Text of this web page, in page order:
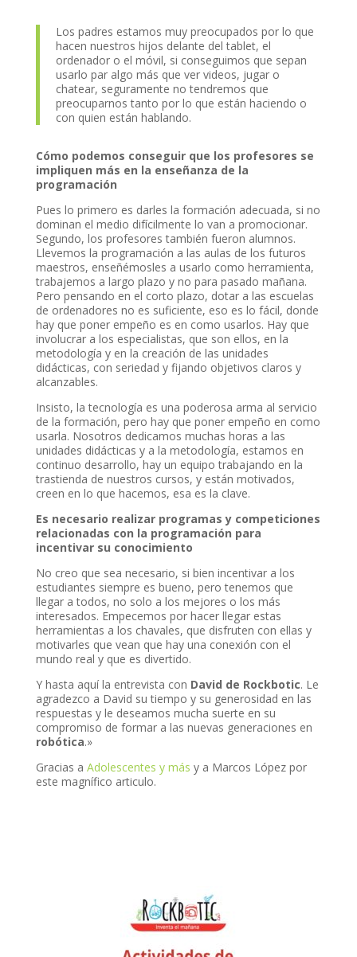
Los padres estamos muy preocupados por lo que
hacen nuestros hijos delante del tablet, el
ordenador o el móvil, si conseguimos que sepan
usarlo par algo más que ver videos, jugar o
chatear, seguramente no tendremos que
preocuparnos tanto por lo que están haciendo o
con quien están hablando.
Cómo podemos conseguir que los profesores se
impliquen más en la enseñanza de la
programación
Pues lo primero es darles la formación adecuada, si no
dominan el medio difícilmente lo van a promocionar.
Segundo, los profesores también fueron alumnos.
Llevemos la programación a las aulas de los futuros
maestros, enseñémosles a usarlo como herramienta,
trabajemos a largo plazo y no para pasado mañana.
Pero pensando en el corto plazo, dotar a las escuelas
de ordenadores no es suficiente, eso es lo fácil, donde
hay que poner empeño es en como usarlos. Hay que
involucrar a los especialistas, que son ellos, en la
metodología y en la creación de las unidades
didácticas, con seriedad y fijando objetivos claros y
alcanzables.
Insisto, la tecnología es una poderosa arma al servicio
de la formación, pero hay que poner empeño en como
usarla. Nosotros dedicamos muchas horas a las
unidades didácticas y a la metodología, estamos en
continuo desarrollo, hay un equipo trabajando en la
trastienda de nuestros cursos, y están motivados,
creen en lo que hacemos, esa es la clave.
Es necesario realizar programas y competiciones
relacionadas con la programación para
incentivar su conocimiento
No creo que sea necesario, si bien incentivar a los
estudiantes siempre es bueno, pero tenemos que
llegar a todos, no solo a los mejores o los más
interesados. Empecemos por hacer llegar estas
herramientas a los chavales, que disfruten con ellas y
motivarles que vean que hay una conexión con el
mundo real y que es divertido.
Y hasta aquí la entrevista con David de Rockbotic. Le
agradezco a David su tiempo y su generosidad en las
respuestas y le deseamos mucha suerte en su
compromiso de formar a las nuevas generaciones en
robótica.»
Gracias a Adolescentes y más y a Marcos López por
este magnífico articulo.